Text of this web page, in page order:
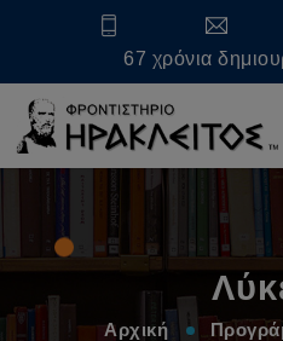
67 χρόνια
Αρχική